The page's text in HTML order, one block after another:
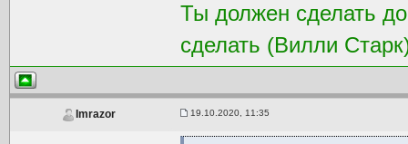
Ты должен сделать
сделать (Вилли
Imrazor 19.10.2020, 11:35